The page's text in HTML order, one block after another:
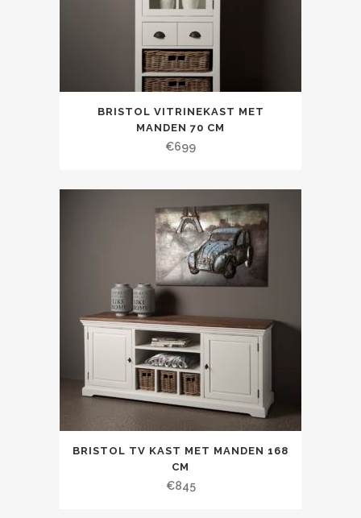
BRISTOL VITRINEKAST MET
MANDEN 70 CM
€699
BRISTOL TV KAST MET MANDEN 168
CM
€845